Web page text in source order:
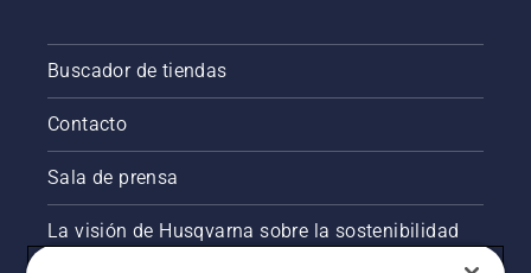
Buscador de tiendas
Contacto
Sala de prensa
La visión de Husqvarna sobre la sostenibilidad